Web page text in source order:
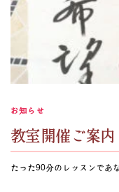
お知らせ
教室開催ご案内
たった90分のレッスンで